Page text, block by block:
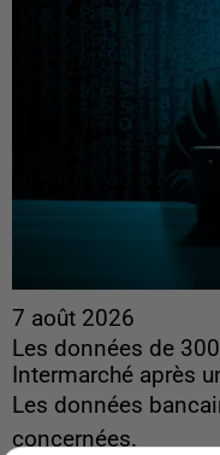
7 août 2026
Les données de
Intermarché après
Les données
concernées.